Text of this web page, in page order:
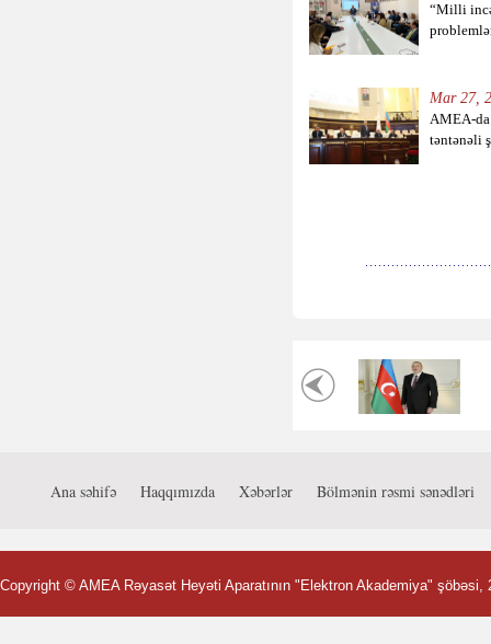
“Milli
Mar 27,
AMEA-
təntənəli
Ana səhifə Haqqımızda Xəbərlər Bölmənin rəsmi sənədləri
Copyright © AMEA Rəyasət Heyəti Aparatının "Elektron Akademiya" şöbəsi,